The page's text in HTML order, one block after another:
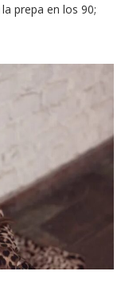
prepa en los 90;